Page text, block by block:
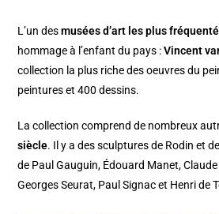
L’un desmusées d’art les plus
hommage à l’enfant du pays :Vincent
collection la plus riche des oeuvres du
peintures et 400 dessins.
La collection comprend de nombreux
siècle. Il y a des sculptures de Rodin et
de Paul Gauguin, Édouard Manet,
Georges Seurat, Paul Signac et Henri de